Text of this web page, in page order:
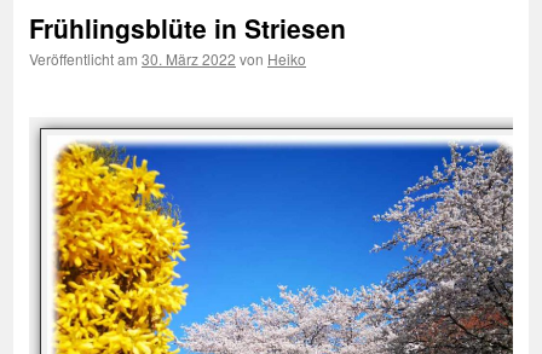
Frühlingsblüte in Striesen
Veröffentlicht am 30. März 2022 von Heiko